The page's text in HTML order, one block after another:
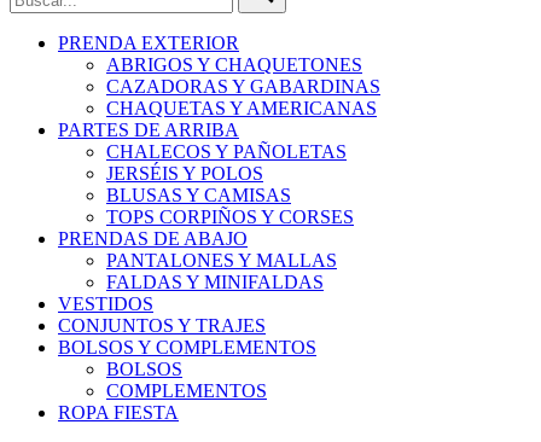
PRENDA EXTERIOR
ABRIGOS Y CHAQUETONES
CAZADORAS Y GABARDINAS
CHAQUETAS Y AMERICANAS
PARTES DE ARRIBA
CHALECOS Y PAÑOLETAS
JERSÉIS Y POLOS
BLUSAS Y CAMISAS
TOPS CORPIÑOS Y CORSES
PRENDAS DE ABAJO
PANTALONES Y MALLAS
FALDAS Y MINIFALDAS
VESTIDOS
CONJUNTOS Y TRAJES
BOLSOS Y COMPLEMENTOS
BOLSOS
COMPLEMENTOS
ROPA FIESTA